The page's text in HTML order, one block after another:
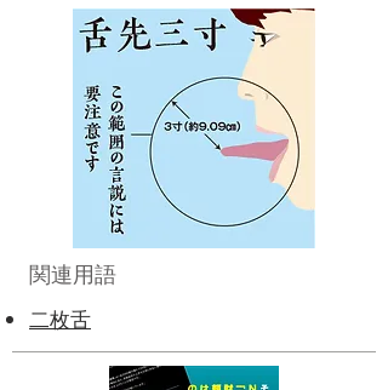
関連用語
二枚舌